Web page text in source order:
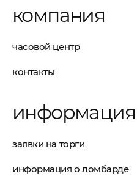
компания
часовой центр
контакты
информация
заявки на торги
информация о ломбарде